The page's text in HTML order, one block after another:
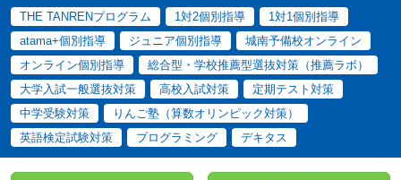
THE TANRENプログラム 1対2個別指導
1対1個別指導
atama+個別指導
ジュニア個別指導
城南予備校オンライン
オンライン個別指導
総合型・学校推薦型選抜対策（推薦ラボ）
大学入試一般選抜対策
高校入試対策
定期テスト対策
中学受験対策
りんご塾（算数オリンピック対策）
英語検定試験対策
プログラミング デキタス